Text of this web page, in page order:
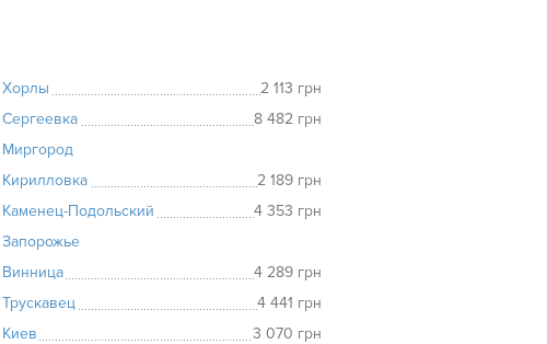
Хорлы
2 113 грн
Сергеевка
8 482 грн
Миргород
Кирилловка
2 189 грн
Каменец-Подольский
4 353 грн
Запорожье
Винница
4 289 грн
Трускавец
4 441 грн
Киев 3 070 грн